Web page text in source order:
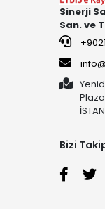
Sinerji
San. ve
Bizi